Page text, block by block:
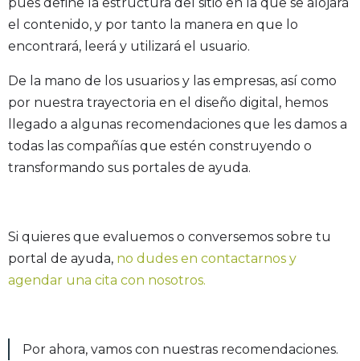
el contenido, y por tanto la manera en que lo
encontrará, leerá y utilizará el usuario.
De la mano de los usuarios y las empresas, así como
por nuestra trayectoria en el diseño digital, hemos
llegado a algunas recomendaciones que les damos a
todas las compañías que estén construyendo o
transformando sus portales de ayuda.
Si quieres que evaluemos o conversemos sobre tu
portal de ayuda, no dudes en contactarnos y
agendar una cita con nosotros.
Por ahora, vamos con nuestras recomendaciones.